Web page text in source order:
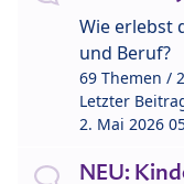
Wie erlebst
und Beruf?
69 Themen /
Letzter
2. Mai 2026
NEU: